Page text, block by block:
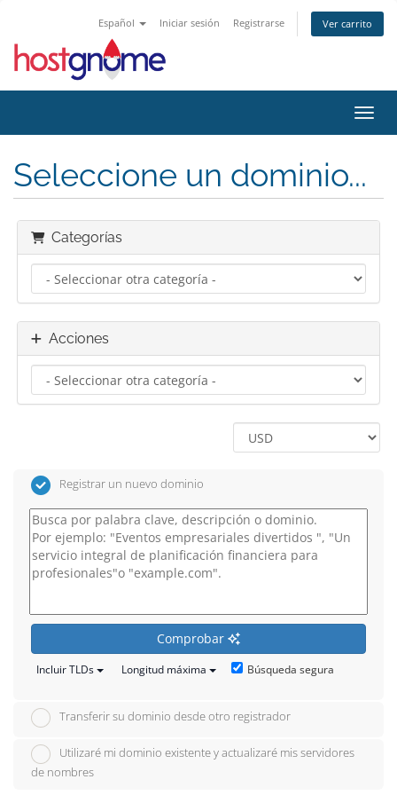
Español Iniciar sesión Registrarse Ver carrito
Seleccione un dominio...
Categorías
Acciones
Registrar un nuevo dominio
Comprobar
Incluir TLDs Longitud máxima Búsqueda segura
Transferir su dominio desde otro registrador
Utilizaré mi dominio existente y actualizaré mis servidores
de nombres